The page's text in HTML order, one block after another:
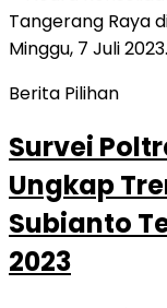
Berita Pilihan
Survei
Ungkap
Subianto
2023